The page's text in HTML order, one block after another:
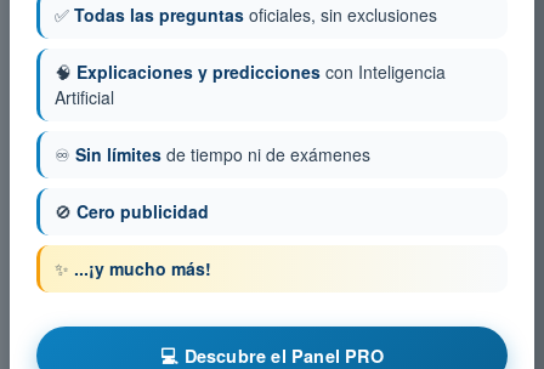
✅ Todas las preguntas oficiales, sin exclusiones
🧠 Explicaciones y predicciones con Inteligencia
Artificial
♾️ Sin límites de tiempo ni de exámenes
🚫 Cero publicidad
✨ ...¡y mucho más!
💻 Descubre el Panel PRO